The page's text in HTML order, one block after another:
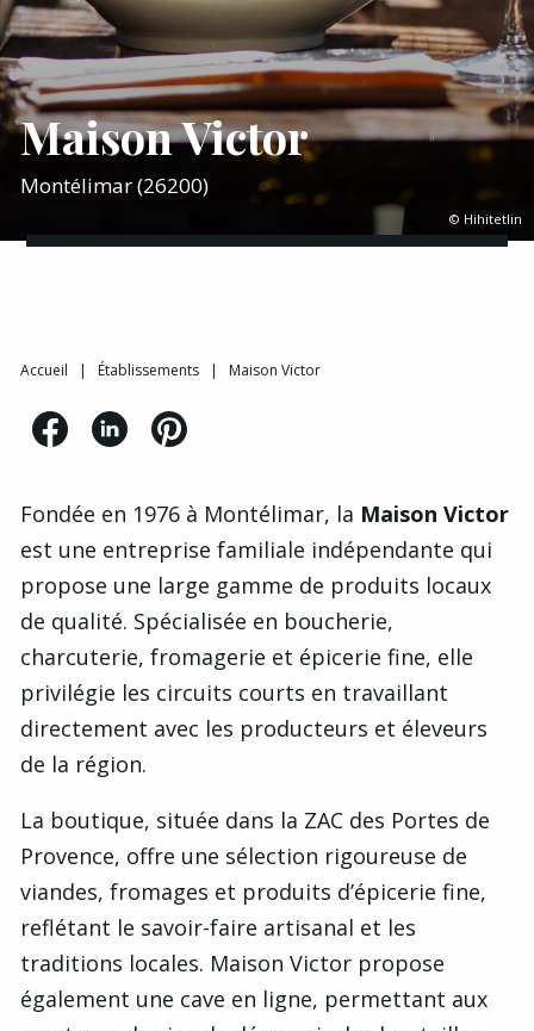
© Hihitetlin
Maison Victor
Montélimar (26200)
Accueil | Établissements | Maison Victor
Fondée en 1976 à Montélimar, la Maison Victor
est une entreprise familiale indépendante qui
propose une large gamme de produits locaux
de qualité. Spécialisée en boucherie,
charcuterie, fromagerie et épicerie fine, elle
privilégie les circuits courts en travaillant
directement avec les producteurs et éleveurs
de la région.
La boutique, située dans la ZAC des Portes de
Provence, offre une sélection rigoureuse de
viandes, fromages et produits d’épicerie fine,
reflétant le savoir-faire artisanal et les
traditions locales. Maison Victor propose
également une cave en ligne, permettant aux